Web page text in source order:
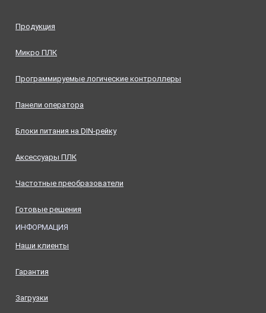
Продукция
Микро ПЛК
Программируемые логические контроллеры
Панели оператора
Блоки питания на DIN-рейку
Аксессуары ПЛК
Частотные преобразователи
Готовые решения
ИНФОРМАЦИЯ
Наши клиенты
Гарантия
Загрузки